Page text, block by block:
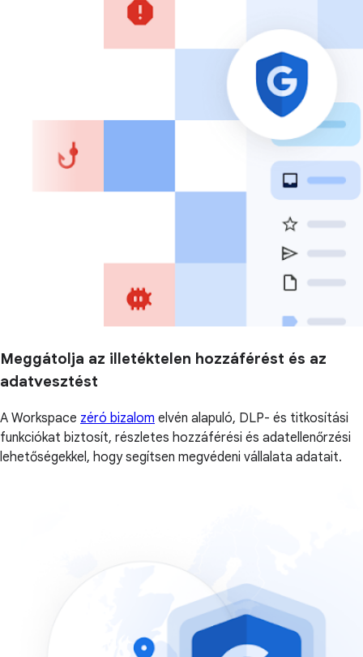
Meggátolja az illetéktelen hozzáférést és az
adatvesztést
A Workspace zéró bizalom elvén alapuló, DLP- és titkosítási
funkciókat biztosít, részletes hozzáférési és adatellenőrzési
lehetőségekkel, hogy segítsen megvédeni vállalata adatait.